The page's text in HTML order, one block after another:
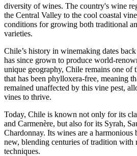
diversity of wines. The country's wine
the Central Valley to the cool coastal
conditions for growing both traditional
varieties.
Chile’s history in winemaking dates
has since grown to produce world-
unique geography, Chile remains one of
that has been phylloxera-free, meaning
remained unaffected by this vine pest,
vines to thrive.
Today, Chile is known not only for its
and Carmenère, but also for its Syrah,
Chardonnay. Its wines are a harmonious
new, blending centuries of tradition with
techniques.